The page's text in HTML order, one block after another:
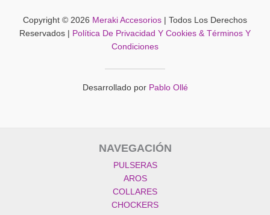
Copyright © 2026 Meraki Accesorios | Todos Los Derechos
Reservados |
Política De Privacidad Y Cookies & Términos Y
Condiciones
Desarrollado por Pablo Ollé
NAVEGACIÓN
PULSERAS
AROS
COLLARES
CHOCKERS